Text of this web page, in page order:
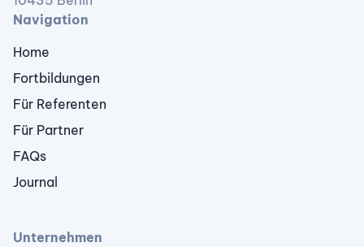
Navigation
Home
Fortbildungen
Für Referenten
Für Partner
FAQs
Journal
Unternehmen